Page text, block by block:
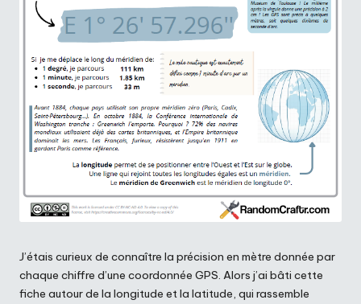
J’étais curieux de connaître la précision en mètre donnée par
chaque chiffre d’une coordonnée GPS. Alors j’ai bâti cette
fiche autour de la longitude et la latitude, qui rassemble